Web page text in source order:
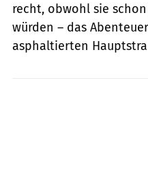
recht, obwohl sie
würden – das
asphaltierten